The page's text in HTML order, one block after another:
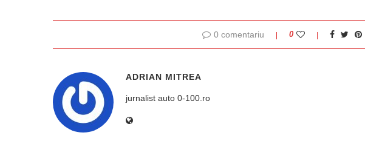
0 comentariu 0
ADRIAN MITREA
jurnalist auto 0-100.ro